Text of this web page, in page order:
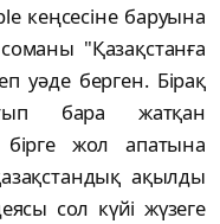
кеңсесіне баруына
"Қазақстанға
уәде берген. Бірақ
бара жатқан
жол апатына
ақылды
сол күйі жүзеге